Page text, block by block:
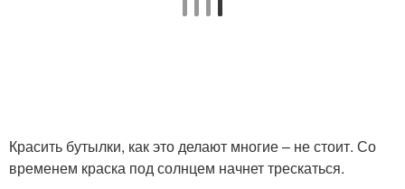
Красить бутылки, как это делают многие – не стоит. Со
временем краска под солнцем начнет трескаться.